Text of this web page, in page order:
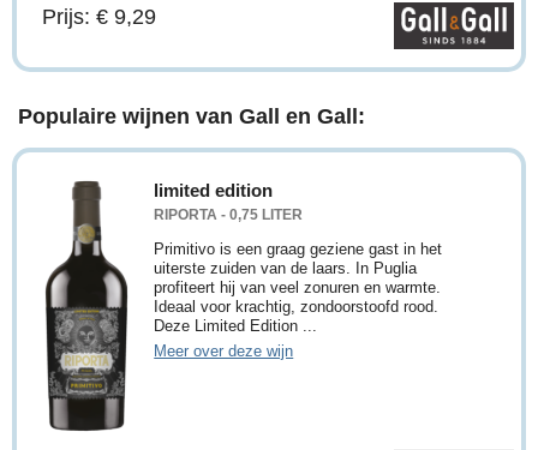
Prijs: € 9,29
Populaire wijnen van Gall en Gall:
limited edition
RIPORTA - 0,75 LITER
Primitivo is een graag geziene gast in het
uiterste zuiden van de laars. In Puglia
profiteert hij van veel zonuren en warmte.
Ideaal voor krachtig, zondoorstoofd rood.
Deze Limited Edition ...
Meer over deze wijn